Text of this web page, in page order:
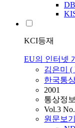
KCI등재
EU의 인터넷
김은미 (
한국통
2001
통상정
Vol.3
원문보기